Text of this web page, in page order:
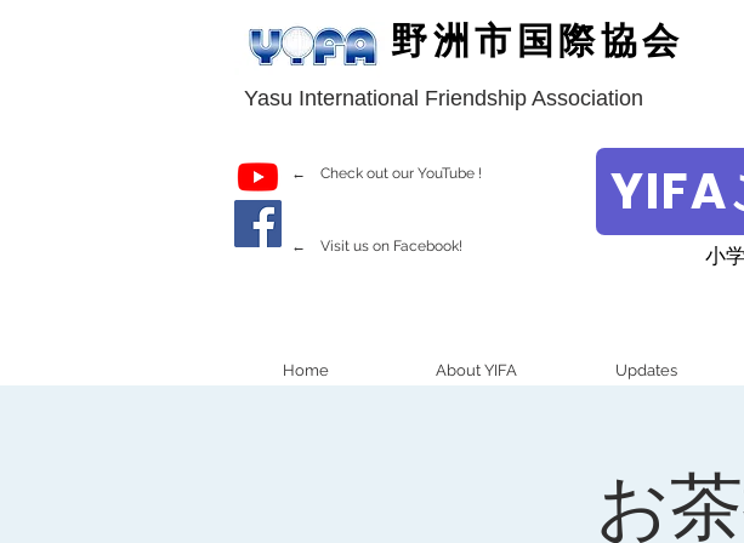
野洲市国際協会
Yasu International Friendship Association
← Check out our YouTube !
← Visit us on Facebook!
YIFA
小
Home About YIFA Updates
お